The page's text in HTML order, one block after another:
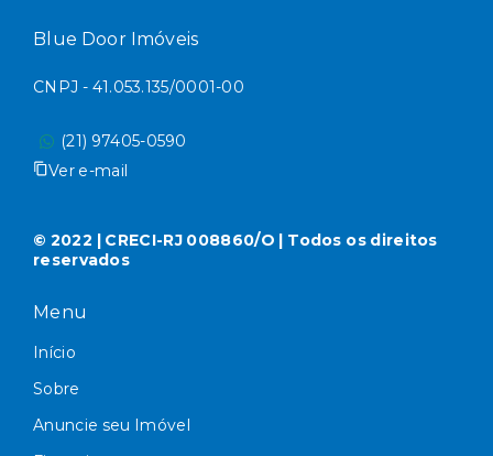
Blue Door Imóveis
CNPJ - 41.053.135/0001-00
(21) 97405-0590
Ver e-mail
© 2022 | CRECI-RJ 008860/O | Todos os direitos
reservados
Menu
Início
Sobre
Anuncie seu Imóvel